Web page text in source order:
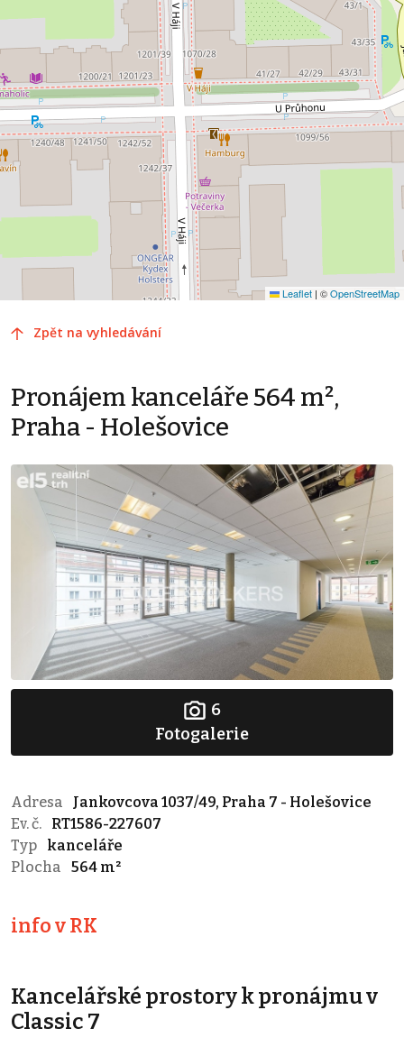
Leaflet | ©OpenStreetMap
Zpět na vyhledávání
Pronájem kanceláře 564 m²,
Praha - Holešovice
6
Fotogalerie
Adresa
Jankovcova 1037/49, Praha 7 - Holešovice
Ev. č.
RT1586-227607
Typ
kanceláře
Plocha
564 m²
info v RK
Kancelářské prostory k pronájmu v
Classic 7